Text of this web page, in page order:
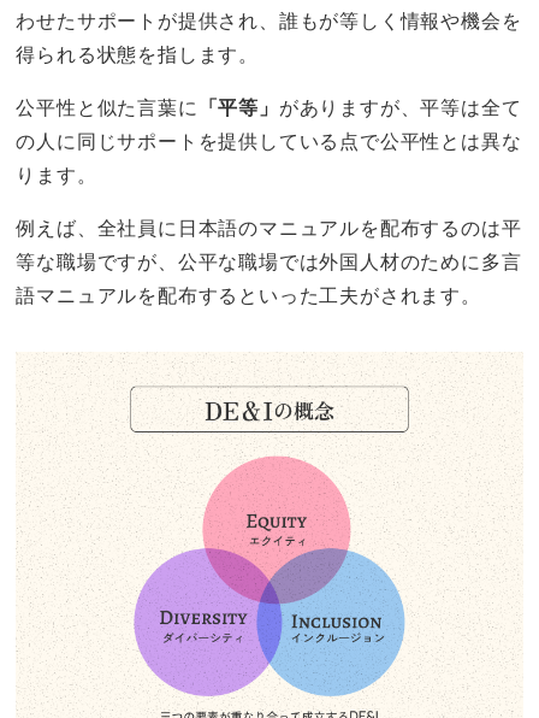
わせたサポートが提供され、誰もが等しく情報や機会を
得られる状態を指します。
公平性と似た言葉に 「平等」 がありますが、平等は全て
の人に同じサポートを提供している点で公平性とは異な
ります。
例えば、全社員に日本語のマニュアルを配布するのは平
等な職場ですが、公平な職場では外国人材のために多言
語マニュアルを配布するといった工夫がされます。